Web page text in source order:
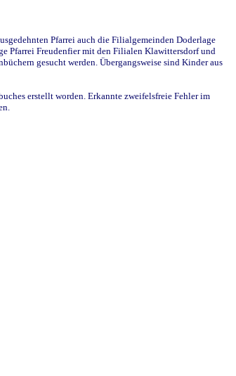
Pfarrei auch die Filialgemeinden Doderlage
Pfarrei Freudenfier mit den Filialen Klawittersdorf und
gesucht werden. Übergangsweise sind Kinder aus
erstellt worden. Erkannte zweifelsfreie Fehler im